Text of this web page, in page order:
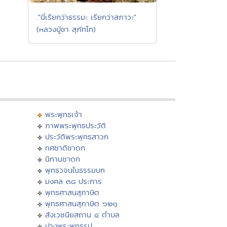
."นี่เรียกว่าธรรมะ เรียกว่าสภาวะ"
(หลวงปู่ชา สุภัทโท)
พระพุทธเจ้า
ภาพพระพุทธประวัติ
ประวัติพระพุทธสาวก
ทศชาติชาดก
นิทานชาดก
พุทธวจนในธรรมบท
มงคล ๓๘ ประการ
พุทธศาสนสุภาษิต
พุทธศาสนสุภาษิต ๖๒๑
สังเวชนียสถาน ๔ ตำบล